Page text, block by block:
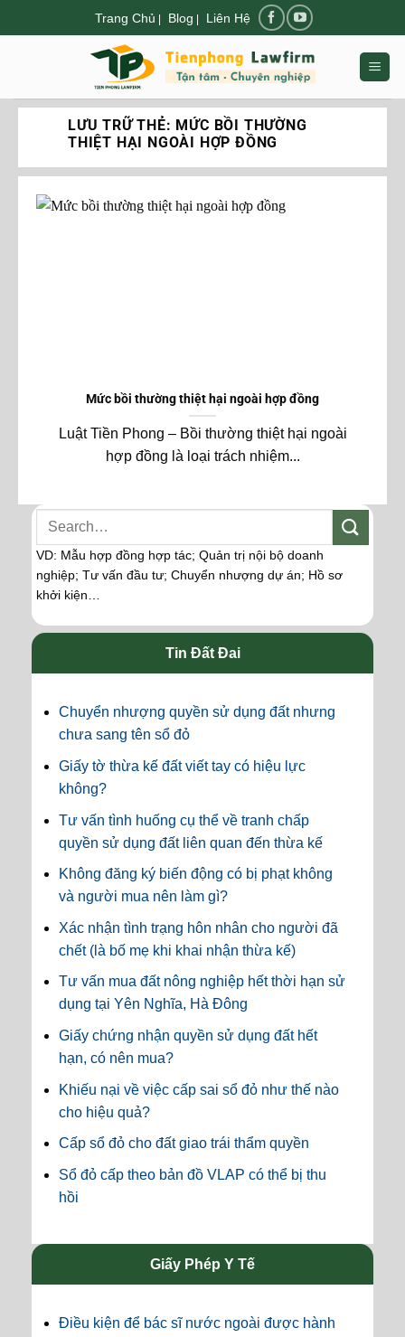
đến
Trang Chủ | Blog | Liên Hệ
LƯU TRỮ THẺ: MỨC BỒI THƯỜNG
THIỆT HẠI NGOÀI HỢP ĐỒNG
Mức bồi thường thiệt hại ngoài hợp đồng
Luật Tiền Phong – Bồi thường thiệt hại ngoài
hợp đồng là loại trách nhiệm...
VD: Mẫu hợp đồng hợp tác; Quản trị nội bộ doanh
nghiệp; Tư vấn đầu tư; Chuyển nhượng dự án; Hồ sơ
khởi kiện…
Tin Đất Đai
Chuyển nhượng quyền sử dụng đất nhưng
chưa sang tên sổ đỏ
Giấy tờ thừa kế đất viết tay có hiệu lực
không?
Tư vấn tình huống cụ thể về tranh chấp
quyền sử dụng đất liên quan đến thừa kế
Không đăng ký biến động có bị phạt không
và người mua nên làm gì?
Xác nhận tình trạng hôn nhân cho người đã
chết (là bố mẹ khi khai nhận thừa kế)
Tư vấn mua đất nông nghiệp hết thời hạn sử
dụng tại Yên Nghĩa, Hà Đông
Giấy chứng nhận quyền sử dụng đất hết
hạn, có nên mua?
Khiếu nại về việc cấp sai sổ đỏ như thế nào
cho hiệu quả?
Cấp sổ đỏ cho đất giao trái thẩm quyền
Sổ đỏ cấp theo bản đồ VLAP có thể bị thu
hồi
Giấy Phép Y Tế
Điều kiện để bác sĩ nước ngoài được hành